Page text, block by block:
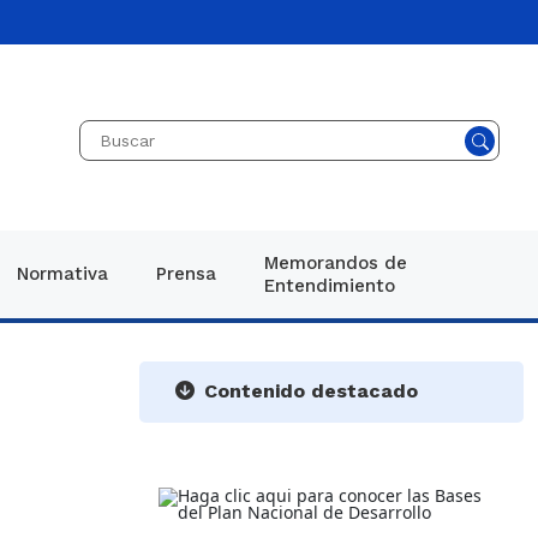
Normativa Prensa
Memorandos de
Entendimiento
​​​​​​​​​​​Contenido destacado​​​​​